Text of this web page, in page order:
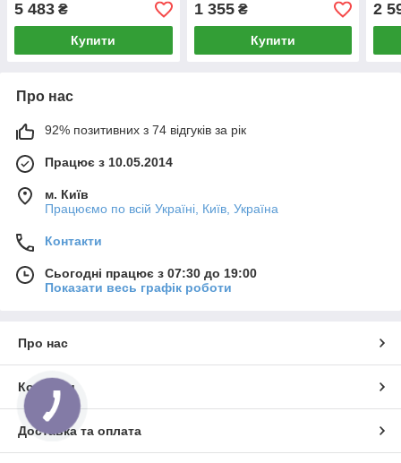
5 483 ₴
Купити
1 355₴
Купити
2
Про нас
92% позитивних з 74 відгуків за рік
Працює з 10.05.2014
м. Київ
Працюємо по всій Україні, Київ, Україна
Контакти
Сьогодні працює з 07:30 до 19:00
Показати весь графік роботи
Про нас
Контакти
Доставка та оплата